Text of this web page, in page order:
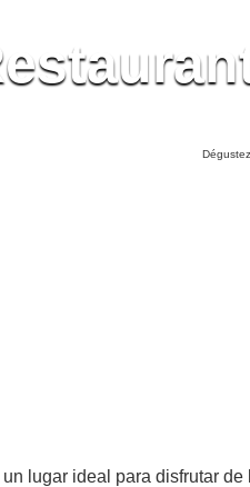
Dégustez
lugar ideal para disfrutar